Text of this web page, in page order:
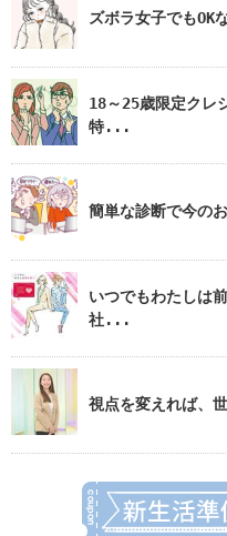
ズボラ女子でもOK
18～25歳限定クレ
特...
簡単な診断で今の
いつでもわたしは
社...
視点を変えれば、